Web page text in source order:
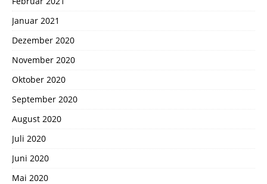
Januar 2021
Dezember 2020
November 2020
Oktober 2020
September 2020
August 2020
Juli 2020
Juni 2020
Mai 2020